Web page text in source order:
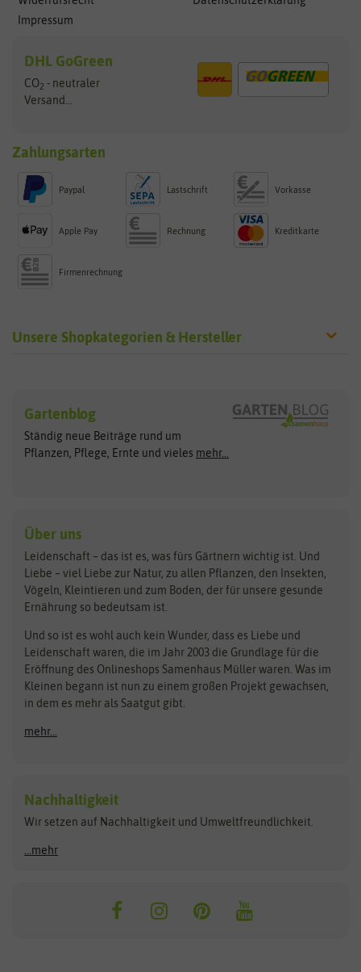
Impressum
DHL GoGreen
CO2 - neutraler
Versand...
Zahlungsarten
Paypal Lastschrift Vorkasse
Apple Pay Rechnung Kreditkarte
Firmenrechnung
Unsere Shopkategorien & Hersteller
Exotische Samen
Gemüsesamen
Gründünger
Kräutersamen
Obstsamen
Pilzbrut
Rasensamen
Steckzwiebeln
Zimmer & Kübelpflanzen
Kataloge
Schnäppchen
Anzucht & Gartenzubehör
Anzuchtschalen
Heizmatte & Heizkabel
Kokos-Quelltabletten
Zimmergewächshaus
Arche Noah
ASB Greenworld
Benary
Bingenheimer Saatgut
Bionana
BIOWOL
Blumicorn
Bûten Birds
Carl Pabst
Clever Pots
COMPO
Dürr-Samen
Feldsaaten Freudenberger
Fertil
Flora Elite
Florissa
Flortis
Franchi Sementi
Hortitops
JUB Holland
Gartenblog
Ständig neue Beiträge rund um
Pflanzen, Pflege, Ernte und vieles mehr...
Über uns
Leidenschaft – das ist es, was fürs Gärtnern wichtig ist. Und
Liebe – viel Liebe zur Natur, zu allen Pflanzen, den Insekten,
Vögeln, Kleintieren und zum Boden, der für unsere gesunde
Ernährung so bedeutsam ist.
Und so ist es wohl auch kein Wunder, dass es Liebe und
Leidenschaft waren, die im Jahr 2003 die Grundlage für die
Eröffnung des Onlineshops Samenhaus Müller waren. Was im
Kleinen begann ist nun zu einem großen Projekt gewachsen,
in dem es mehr als Saatgut gibt.
mehr...
Nachhaltigkeit
Wir setzen auf Nachhaltigkeit und Umweltfreundlichkeit.
...mehr